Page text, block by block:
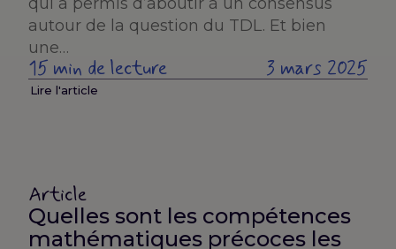
autour de la question du TDL. Et bien
une…
15 min de lecture 3 mars 2025
Lire l'article
Article
Quelles sont les compétences
mathématiques précoces les